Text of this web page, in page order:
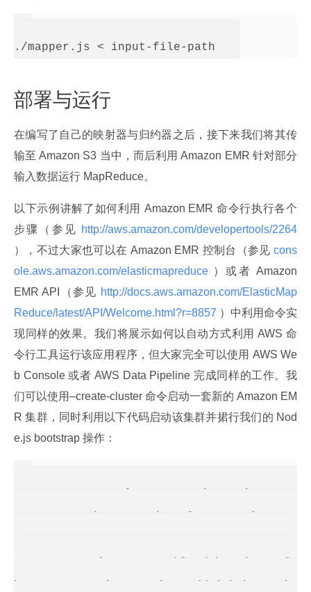
部署与运行
在编写了自己的映射器与归约器之后，接下来我们将其传
输至 Amazon S3 当中，而后利用 Amazon EMR 针对部分
输入数据运行 MapReduce。
以下示例讲解了如何利用 Amazon EMR 命令行执行各个
步骤（参见
），不过大家也可以在 Amazon EMR 控制台（参见 cons
ole.aws.amazon.com/elasticmapreduce ）或者 Amazon
EMR API（参见 http://docs.aws.amazon.com/ElasticMap
Reduce/latest/API/Welcome.html?r=8857 ）中利用命令实
现同样的效果。我们将展示如何以自动方式利用 AWS 命
令行工具运行该应用程序，但大家完全可以使用 AWS We
b Console 或者 AWS Data Pipeline 完成同样的工作。我
们可以使用–create-cluster 命令启动一套新的 Amazon EM
R 集群，同时利用以下代码启动该集群并捃行我们的 Nod
e.js bootstrap 操作：